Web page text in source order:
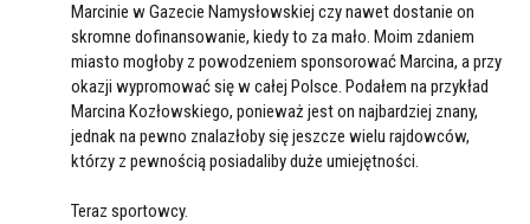
Marcinie w Gazecie Namysłowskiej czy nawet dostanie on
skromne dofinansowanie, kiedy to za mało. Moim zdaniem
miasto mogłoby z powodzeniem sponsorować Marcina, a przy
okazji wypromować się w całej Polsce. Podałem na przykład
Marcina Kozłowskiego, ponieważ jest on najbardziej znany,
jednak na pewno znalazłoby się jeszcze wielu rajdowców,
którzy z pewnością posiadaliby duże umiejętności.
Teraz sportowcy.